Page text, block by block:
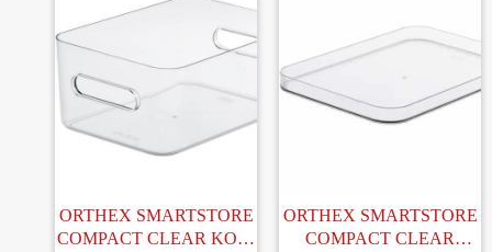
ORTHEX SMARTSTORE
COMPACT CLEAR KORI
ORTHEX SMARTSTORE
COMPACT CLEAR